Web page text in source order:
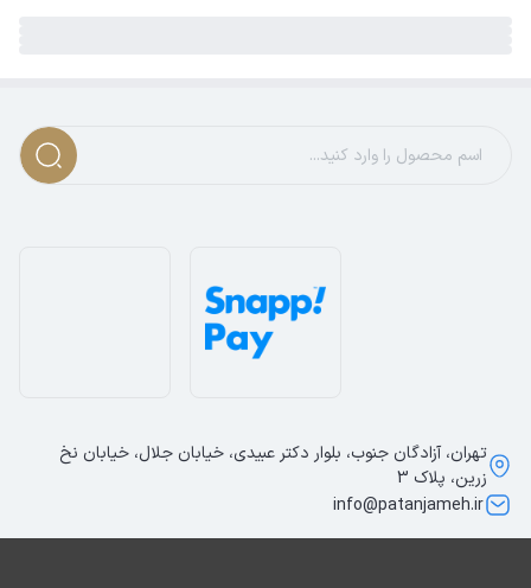
تهران، آزادگان جنوب، بلوار دکتر عبیدی، خیابان جلال، خیابان نخ
زرین، پلاک 3
info@patanjameh.ir